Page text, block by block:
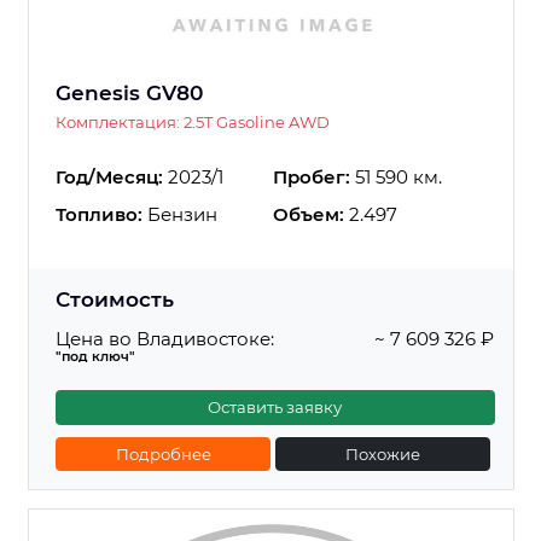
Genesis GV80
Комплектация: 2.5T Gasoline AWD
Год/Месяц: 2023/1 Пробег: 51 590 км.
Топливо: Бензин Объем: 2.497
Стоимость
Цена во Владивостоке:
"под ключ"
~ 7 609 326 ₽
Оставить заявку
Подробнее Похожие